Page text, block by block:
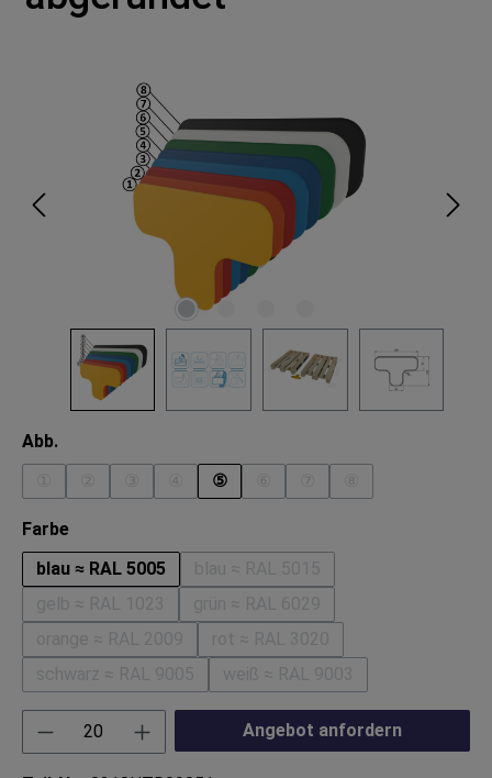
Bildergalerie überspringen
Abb.
(Diese Option ist zurzeit nicht verfügbar.)
(Diese Option ist zurzeit nicht verfügbar.)
(Diese Option ist zurzeit nicht verfügbar.)
(Diese Option ist zurzeit nicht verfügbar.)
⑤
(Diese Option ist zurzeit nicht
(Diese Option ist zurzeit
(Diese Option ist
Farbeauswählen
blau ≈ RAL 5005
(Diese Option ist zurzeit nicht
(Diese Option ist zurzeit nicht verfügbar.)
(Diese Option ist zurzeit nicht
(Diese Option ist zurzeit nicht verfügbar.)
(Diese Option ist zurzeit nicht
(Diese Option ist zurzeit nicht verfügbar.)
(Diese Option ist zurzeit
Produkt Anzahl: Gib den gewünschten
Angebot anfordern